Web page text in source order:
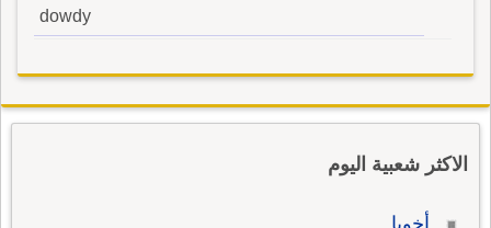
dowdy
الاكثر شعبية اليوم